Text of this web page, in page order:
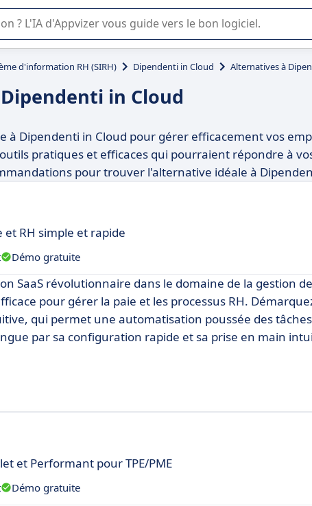
vous guide dans l'utilisation ou la sélection de logiciel SaaS en
d'information RH (SIRH) Dipendenti in Cloud Alternatives à
in Cloud
à Dipendenti in Cloud pour gérer efficacement vos
pratiques et efficaces qui pourraient répondre à
pour trouver l'alternative idéale à
et RH simple et rapide
Démo gratuite
SaaS révolutionnaire dans le domaine de la gestion
pour gérer la paie et les processus RH.
qui permet une automatisation poussée des
par sa configuration rapide et sa prise en main
et Performant pour TPE/PME
Démo gratuite